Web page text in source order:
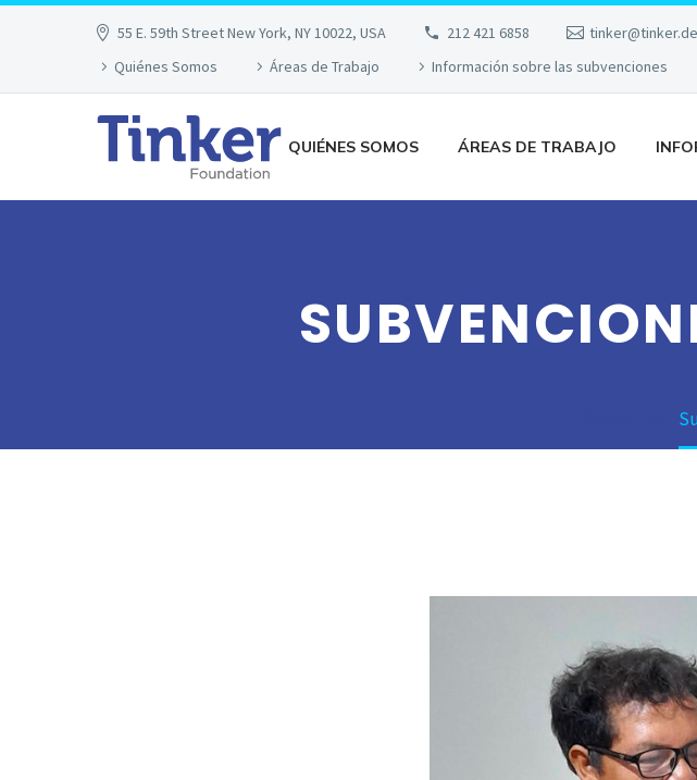
55 E. 59th Street New York, NY 10022, USA 212 421 6858
Quiénes Somos
Áreas de Trabajo Información sobre las subvenciones
QUIÉNES SOMOS ÁREAS DE TRABAJO